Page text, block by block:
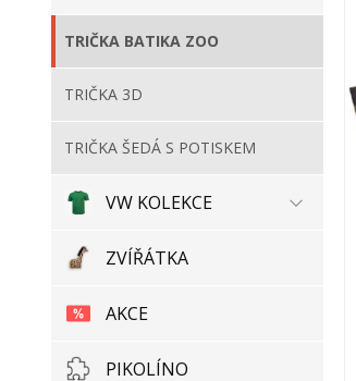
TRIČKA BATIKA ZOO
TRIČKA 3D
TRIČKA ŠEDÁ S POTISKEM
VW KOLEKCE
ZVÍŘÁTKA
AKCE
PIKOLÍNO